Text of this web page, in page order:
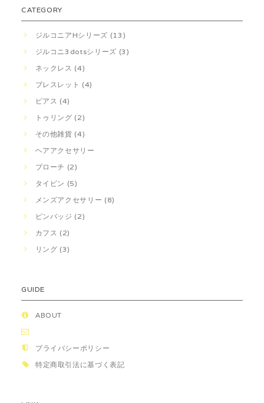
CATEGORY
ジルコニアHシリーズ (13)
ジルコニ3dotsシリーズ (3)
ネックレス (4)
ブレスレット (4)
ピアス (4)
トゥリング (2)
その他雑貨 (4)
ヘアアクセサリー
ブローチ (2)
タイピン (5)
メンズアクセサリー (8)
ピンバッジ (2)
カフス (2)
リング (3)
GUIDE
ABOUT
プライバシーポリシー
特定商取引法に基づく表記